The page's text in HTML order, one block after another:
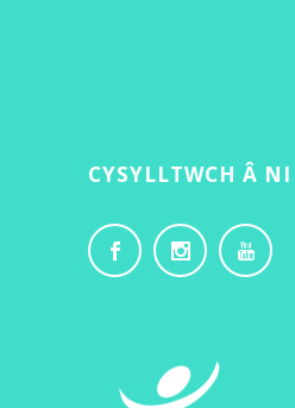
CYSYLLTWCH Â NI